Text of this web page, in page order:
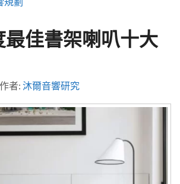
佳書架喇叭十大
作者: 沐爾音響研究